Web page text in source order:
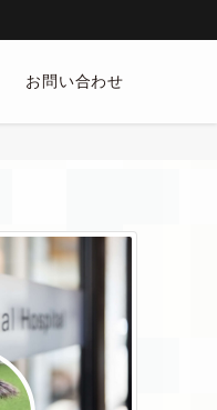
お問い合わせ